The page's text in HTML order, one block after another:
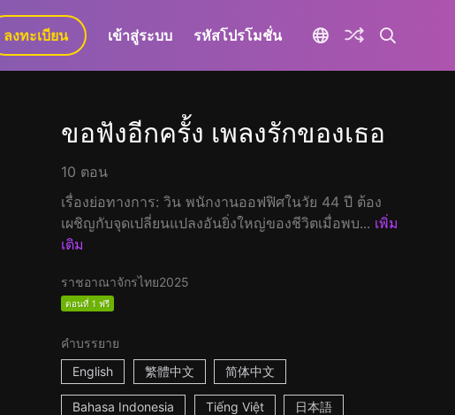
GaLa+
ลงทะเบียน เข้าสู่ระบบ รหัสโปรโมชั่น
ขอฟังอีกครั้ง เพลงรักของเธอ
10 ตอน
เรื่องย่อทางการ: วิน พนักงานออฟฟิศในวัย 44 ปี ต้อง
เผชิญกับจุดเปลี่ยนแปลงอันยิ่งใหญ่ของชีวิตเมื่อพบ... เพิ่ม
เติม
ราชอาณาจักรไทย2025
ตอนที่ 1 ฟรี
คำบรรยาย
English
繁體中文 简体中文
Bahasa Indonesia Tiếng Việt 日本語